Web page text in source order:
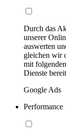
Durch das
unserer
auswerten
gleichen wir
mit
Dienste
Google Ads
Performance